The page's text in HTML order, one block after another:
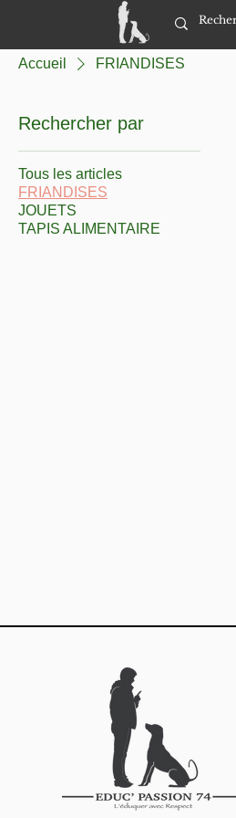
Accueil FRIANDISES
Rechercher par
Tous les articles
FRIANDISES
JOUETS
TAPIS ALIMENTAIRE